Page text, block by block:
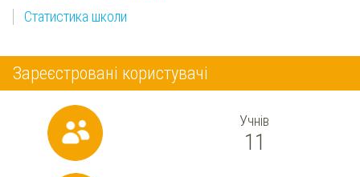
Статистика школи
Зареєстровані користувачі
Учнів
11